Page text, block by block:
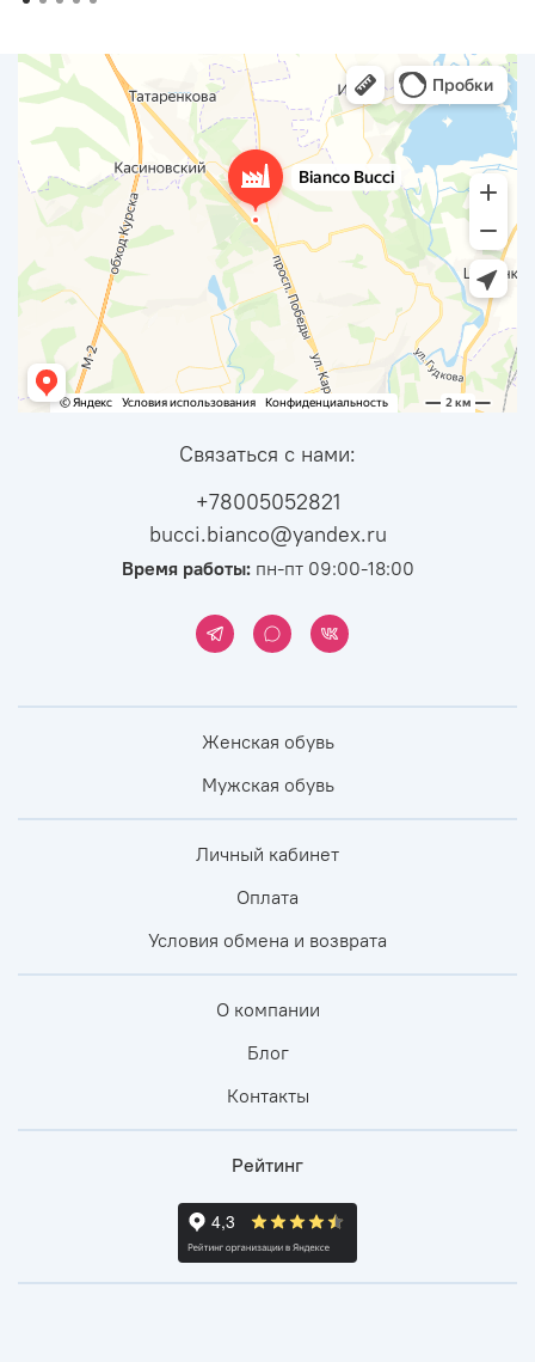
Связаться с нами:
+78005052821
bucci.bianco@yandex.ru
Время работы:пн-пт 09:00-18:00
Женская обувь
Мужская обувь
Личный кабинет
Оплата
Условия обмена и возврата
О компании
Блог
Контакты
Рейтинг